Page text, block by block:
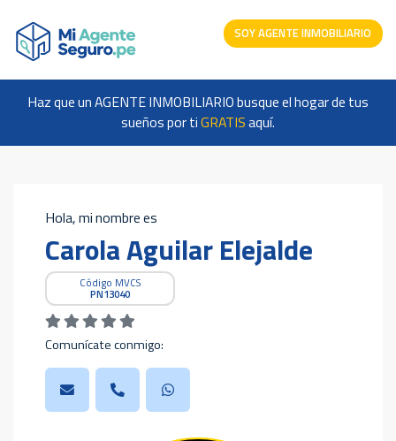
SOY AGENTE INMOBILIARIO
Haz que un AGENTE INMOBILIARIO busque el hogar de tus
sueños por tiGRATISaquí.
Hola, mi nombre es
Carola Aguilar Elejalde
Código MVCS
PN13040
Comunícate conmigo: